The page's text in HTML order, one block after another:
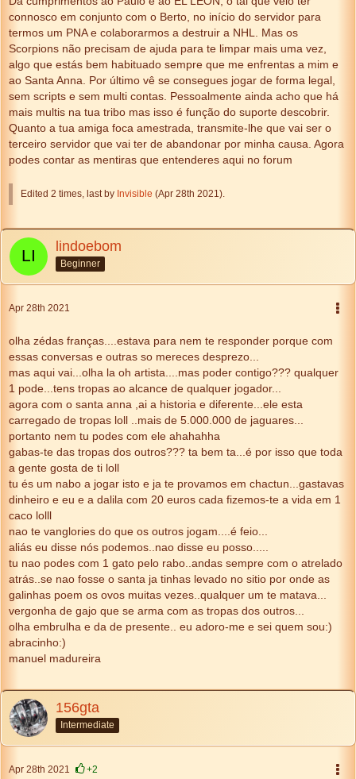
connosco em conjunto com o Berto, no início do servidor para
termos um PNA e colaborarmos a destruir a NHL. Mas os
Scorpions não precisam de ajuda para te limpar mais uma vez,
algo que estás bem habituado sempre que me enfrentas a mim e
ao Santa Anna. Por último vê se consegues jogar de forma legal,
sem scripts e sem multi contas. Pessoalmente ainda acho que há
mais multis na tua tribo mas isso é função do suporte descobrir.
Quanto a tua amiga foca amestrada, transmite-lhe que vai ser o
terceiro servidor que vai ter de abandonar por minha causa. Agora
podes contar as mentiras que entenderes aqui no forum
Edited 2 times, last by Invisible (Apr 28th 2021 ).
lindoebom
Beginner
Apr 28th 2021
olha zédas franças....estava para nem te responder porque com
essas conversas e outras so mereces desprezo...
mas aqui vai...olha la oh artista....mas poder contigo??? qualquer
1 pode...tens tropas ao alcance de qualquer jogador...
agora com o santa anna ,ai a historia e diferente...ele esta
carregado de tropas loll ..mais de 5.000.000 de jaguares...
portanto nem tu podes com ele ahahahha
gabas-te das tropas dos outros??? ta bem ta...é por isso que toda
a gente gosta de ti loll
tu és um nabo a jogar isto e ja te provamos em chactun...gastavas
dinheiro e eu e a dalila com 20 euros cada fizemos-te a vida em 1
caco lolll
nao te vanglories do que os outros jogam....é feio...
aliás eu disse nós podemos..nao disse eu posso.....
tu nao podes com 1 gato pelo rabo..andas sempre com o atrelado
atrás..se nao fosse o santa ja tinhas levado no sitio por onde as
galinhas poem os ovos muitas vezes..qualquer um te matava...
vergonha de gajo que se arma com as tropas dos outros...
olha embrulha e da de presente.. eu adoro-me e sei quem sou:)
abracinho:)
manuel madureira
156gta
Intermediate
Apr 28th 2021 +2